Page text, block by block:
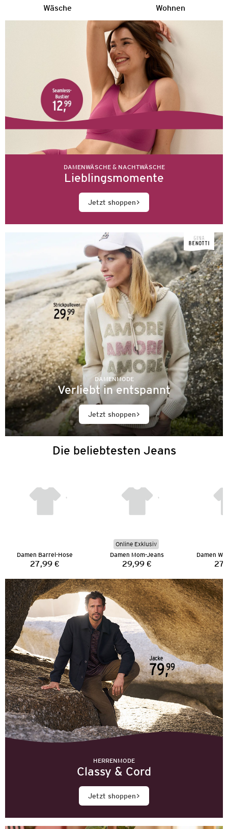
Wäsche Wohnen
DAMENWÄSCHE & NACHTWÄSCHE
Lieblingsmomente
Jetzt shoppen
DAMENMODE
Verliebt in entspannt
Jetzt shoppen
Die beliebtesten Jeans
Damen Barrel-Hose
Preis:
27,99 €
Online Exklusiv
Damen Mom-Jeans
Preis:
29,99 €
Damen
HERRENMODE
Classy & Cord
Jetzt shoppen